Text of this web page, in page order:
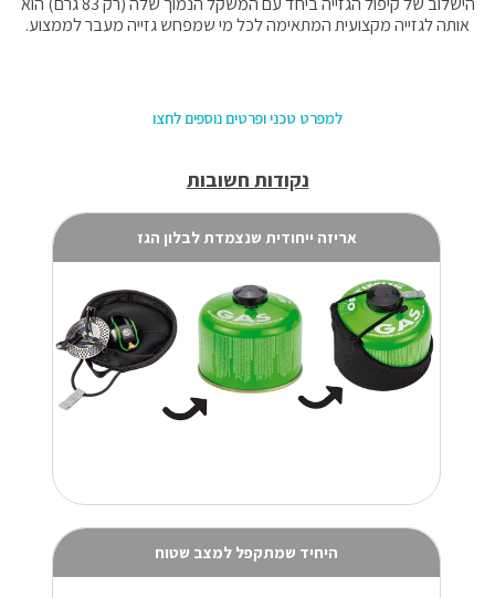
אותה לגזייה מקצועית המתאימה לכל מי שמפחש גזייה מעבר לממצוע.
למפרט טכני ופרטים נוספים לחצו
נקודות חשובות
אריזה ייחודית שנצמדת לבלון הגז
היחיד שמתקפל למצב שטוח